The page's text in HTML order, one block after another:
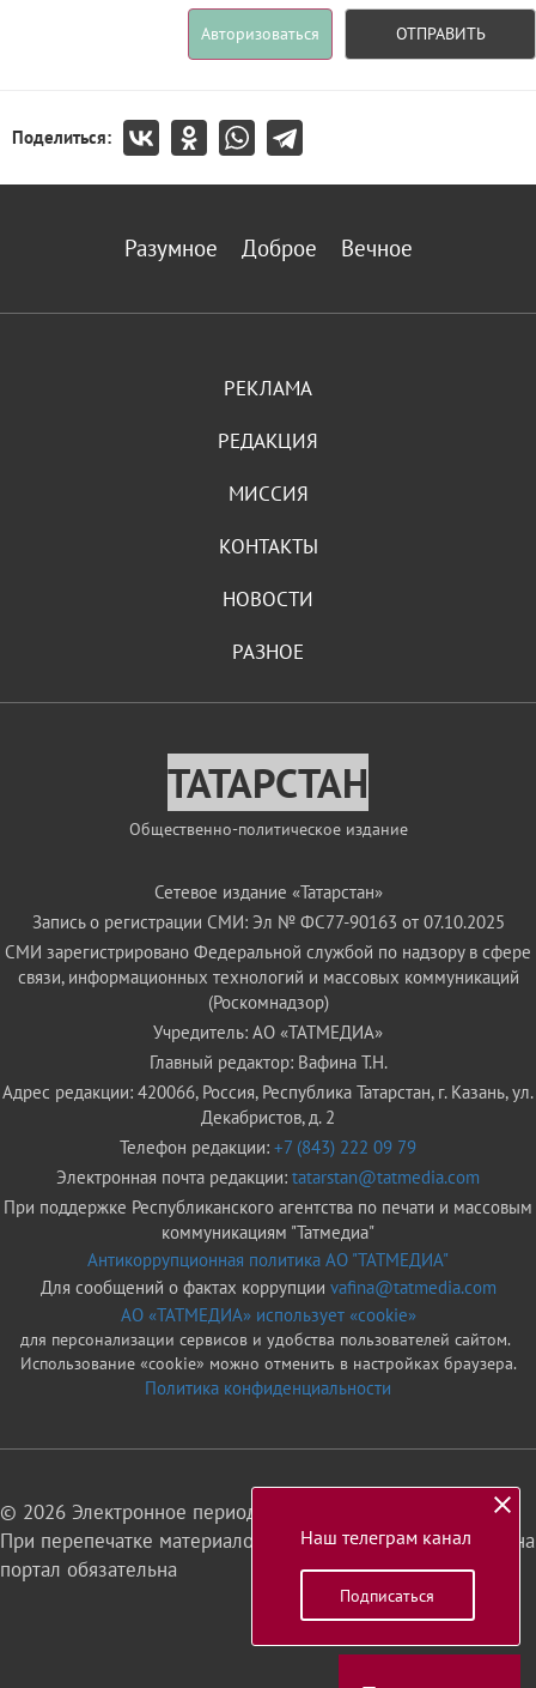
Авторизоваться ОТПРАВИТЬ
Поделиться:
Разумное Доброе Вечное
РЕКЛАМА
РЕДАКЦИЯ
МИССИЯ
КОНТАКТЫ
НОВОСТИ
РАЗНОЕ
ТАТАРСТАН
Общественно-политическое издание
Сетевое издание «Татарстан»
Запись о регистрации СМИ: Эл № ФС77-90163 от 07.10.2025
СМИ зарегистрировано Федеральной службой по надзору в сфере
связи, информационных технологий и массовых коммуникаций
(Роскомнадзор)
Учредитель: АО «ТАТМЕДИА»
Главный редактор: Вафина Т.Н.
Адрес редакции: 420066, Россия, Республика Татарстан, г. Казань, ул.
Декабристов, д. 2
Телефон редакции: +7 (843) 222 09 79
Электронная почта редакции: tatarstan@tatmedia.com
При поддержке Республиканского агентства по печати и массовым
коммуникациям "Татмедиа"
Антикоррупционная политика АО "ТАТМЕДИА"
Для сообщений о фактах коррупции vafina@tatmedia.com
АО «ТАТМЕДИА» использует «cookie»
для персонализации сервисов и удобства пользователей сайтом.
Использование «cookie» можно отменить в настройках браузера.
Политика конфиденциальности
© 2026 Электронное периодическое издание «Татарстан»
При перепечатке материалов или их фрагментов ссылка на
портал обязательна
Наш телеграм канал
Подписаться